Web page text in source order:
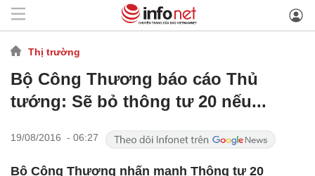
Thị trường
Bộ Công Thương báo cáo Thủ
tướng: Sẽ bỏ thông tư 20 nếu...
19/08/2016 - 06:27
Bộ Công Thương nhấn mạnh Thông tư 20